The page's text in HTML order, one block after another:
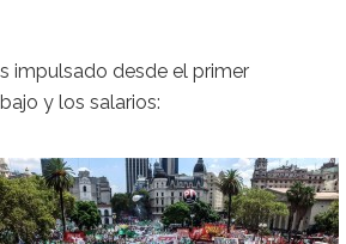
impulsado desde el primer
y los salarios: